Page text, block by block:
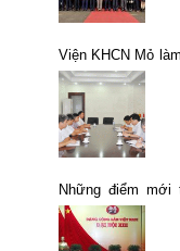
Viện KHCN Mỏ
và Luyện kim Cao
Những điểm mới
triệt, tuyên truyền